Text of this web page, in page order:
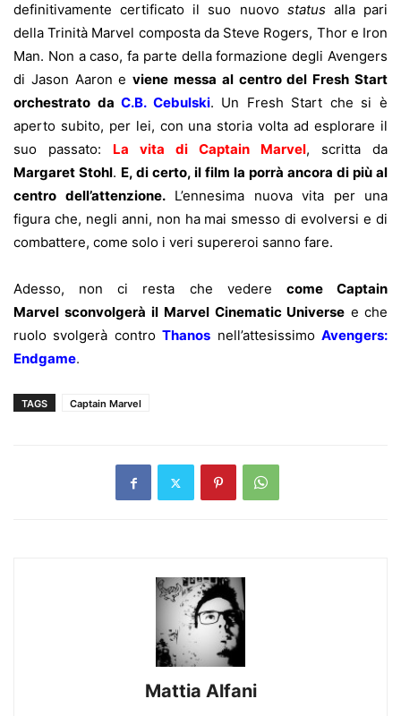
definitivamente certificato il suo nuovo statusalla pari
della Trinità Marvel composta da Steve Rogers, Thor e Iron
Man. Non a caso, fa parte della formazione degli Avengers
di Jason Aaron eviene messa al centro del Fresh Start
orchestrato daC.B. Cebulski. Un Fresh Start che si è
aperto subito, per lei, con una storia volta ad esplorare il
suo passato: La vita di Captain Marvel, scritta da
Margaret Stohl. E, di certo, il film la porrà ancora di più al
centro dell’attenzione.L’ennesima nuova vita per una
figura che, negli anni, non ha mai smesso di evolversi e di
combattere, come solo i veri supereroi sanno fare.
Adesso, non ci resta che vedere come Captain
Marvel sconvolgerà il Marvel Cinematic Universe e che
ruolo svolgerà contro Thanos nell’attesissimo Avengers:
Endgame.
TAGS Captain Marvel
Mattia Alfani